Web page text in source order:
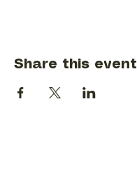
Share this event